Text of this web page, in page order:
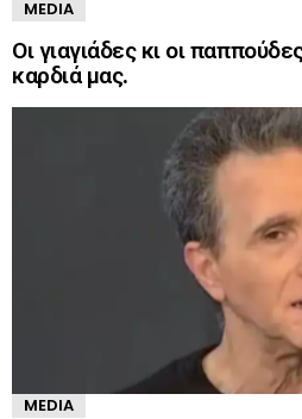
MEDIA
Οι γιαγιάδες κι οι
καρδιά μας.
MEDIA